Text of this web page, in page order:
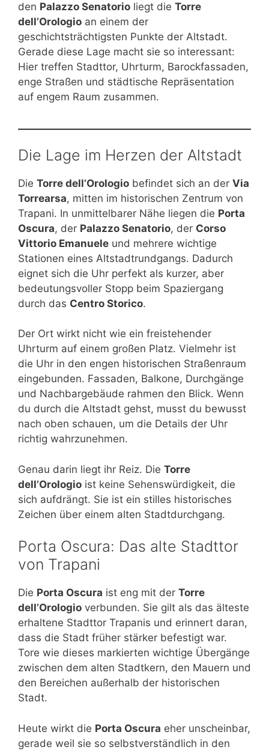
den Palazzo Senatorio liegt die Torre
dell’Orologio an einem der
geschichtsträchtigsten Punkte der Altstadt.
Gerade diese Lage macht sie so interessant:
Hier treffen Stadttor, Uhrturm, Barockfassaden,
enge Straßen und städtische Repräsentation
auf engem Raum zusammen.
Die Lage im Herzen der Altstadt
Die Torre dell’Orologio befindet sich an der Via
Torrearsa, mitten im historischen Zentrum von
Trapani. In unmittelbarer Nähe liegen die Porta
Oscura, der Palazzo Senatorio, der Corso
Vittorio Emanuele und mehrere wichtige
Stationen eines Altstadtrundgangs. Dadurch
eignet sich die Uhr perfekt als kurzer, aber
bedeutungsvoller Stopp beim Spaziergang
durch das Centro Storico.
Der Ort wirkt nicht wie ein freistehender
Uhrturm auf einem großen Platz. Vielmehr ist
die Uhr in den engen historischen Straßenraum
eingebunden. Fassaden, Balkone, Durchgänge
und Nachbargebäude rahmen den Blick. Wenn
du durch die Altstadt gehst, musst du bewusst
nach oben schauen, um die Details der Uhr
richtig wahrzunehmen.
Genau darin liegt ihr Reiz. Die Torre
dell’Orologio ist keine Sehenswürdigkeit, die
sich aufdrängt. Sie ist ein stilles historisches
Zeichen über einem alten Stadtdurchgang.
Porta Oscura: Das alte Stadttor
von Trapani
Die Porta Oscura ist eng mit der Torre
dell’Orologio verbunden. Sie gilt als das älteste
erhaltene Stadttor Trapanis und erinnert daran,
dass die Stadt früher stärker befestigt war.
Tore wie dieses markierten wichtige Übergänge
zwischen dem alten Stadtkern, den Mauern und
den Bereichen außerhalb der historischen
Stadt.
Heute wirkt die Porta Oscura eher unscheinbar,
gerade weil sie so selbstverständlich in den